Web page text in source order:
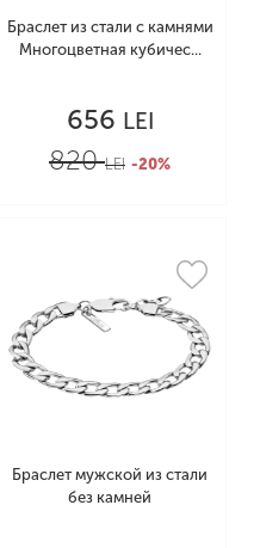
Браслет из стали с камнями
Многоцветная кубичес...
656 LEI
820LEI -20%
Браслет мужской из стали
без камней